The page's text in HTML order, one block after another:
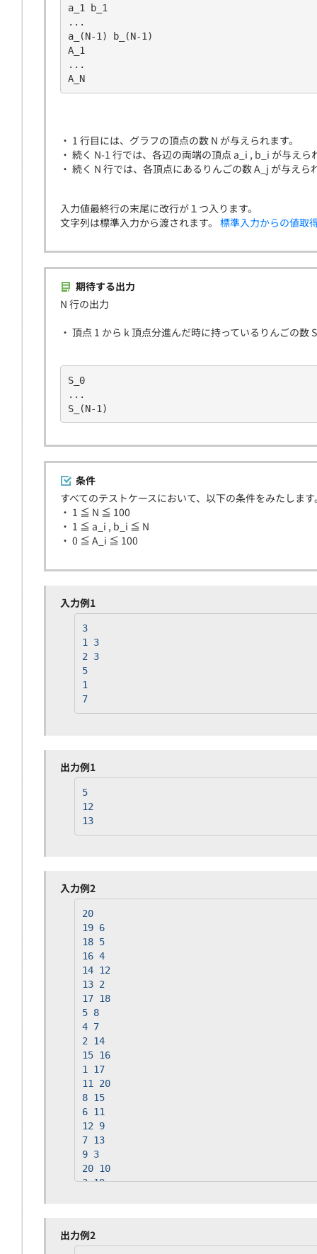
a_1 b_1
...
a_(N-1) b_(N-1)
A_1
...
A_N
・ 1 行目には、グラフの頂点の数 N が与えられます。
・ 続く N-1 行では、各辺の両端の頂点 a_i , b_i が与え
・ 続く N 行では、各頂点にあるりんごの数 A_j が与え
入力値最終行の末尾に改行が１つ入ります。
文字列は標準入力から渡されます。 標準入力からの値取
期待する出力
N 行の出力
・ 頂点 1 から k 頂点分進んだ時に持っているりんごの
S_0
...
S_(N-1)
条件
すべてのテストケースにおいて、以下の条件をみたします
・ 1 ≦ N ≦ 100
・ 1 ≦ a_i , b_i ≦ N
・ 0 ≦ A_i ≦ 100
入力例1
3
1 3
2 3
5
1
7
出力例1
5
12
13
入力例2
20
19 6
18 5
16 4
14 12
13 2
17 18
5 8
4 7
2 14
15 16
1 17
11 20
8 15
6 11
12 9
7 13
9 3
20 10
3 19
44
出力例2